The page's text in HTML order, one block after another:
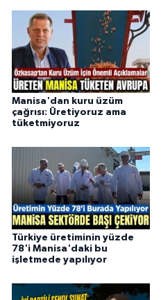
Manisa'dan kuru üzüm
çağrısı: Üretiyoruz ama
tüketmiyoruz
Türkiye üretiminin yüzde
78'i Manisa'daki bu
işletmede yapılıyor